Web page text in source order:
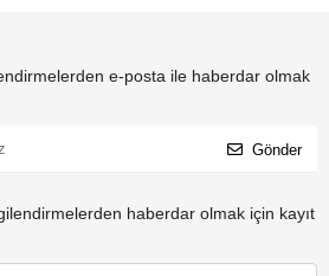
e-posta ile haberdar olmak
Gönder
haberdar olmak için kayıt